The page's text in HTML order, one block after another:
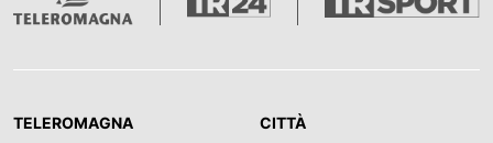
TELEROMAGNA CITTÀ